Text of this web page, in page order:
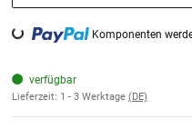
Loading... Komponenten
verfügbar
Lieferzeit: 1 - 3 Werktage (DE)